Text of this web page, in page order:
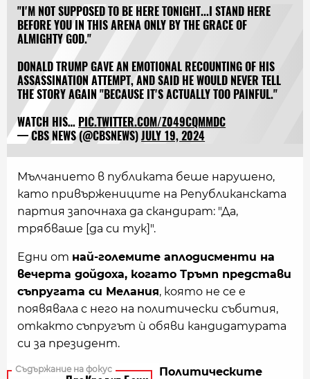
"I'M NOT SUPPOSED TO BE HERE TONIGHT...I STAND HERE
BEFORE YOU IN THIS ARENA ONLY BY THE GRACE OF
ALMIGHTY GOD."
DONALD TRUMP GAVE AN EMOTIONAL RECOUNTING OF HIS
ASSASSINATION ATTEMPT, AND SAID HE WOULD NEVER TELL
THE STORY AGAIN "BECAUSE IT'S ACTUALLY TOO PAINFUL."
WATCH HIS… PIC.TWITTER.COM/Z049CQMMDC
— CBS NEWS (@CBSNEWS)JULY 19, 2024
Мълчанието в публиката беше нарушено,
като привържениците на Републиканската
партия започнаха да скандират: "Да,
трябваше [да си тук]".
Едни от най-големите аплодисменти на
вечерта дойдоха, когато Тръмп представи
съпругата си Мелания, която не се е
появявала с него на политически събития,
откакто съпругът ѝ обяви кандидатурата
си за президент.
Политическите